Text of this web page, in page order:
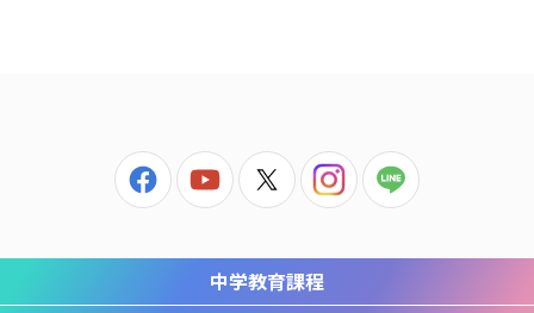
中学教育課程